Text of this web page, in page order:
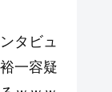
タビュ
一容疑